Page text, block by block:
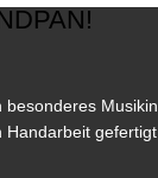
besonderes
Handarbeit